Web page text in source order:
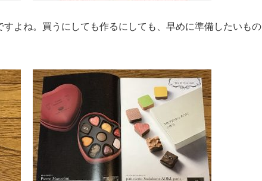
よね。買うにしても作るにしても、早めに準備したいもの